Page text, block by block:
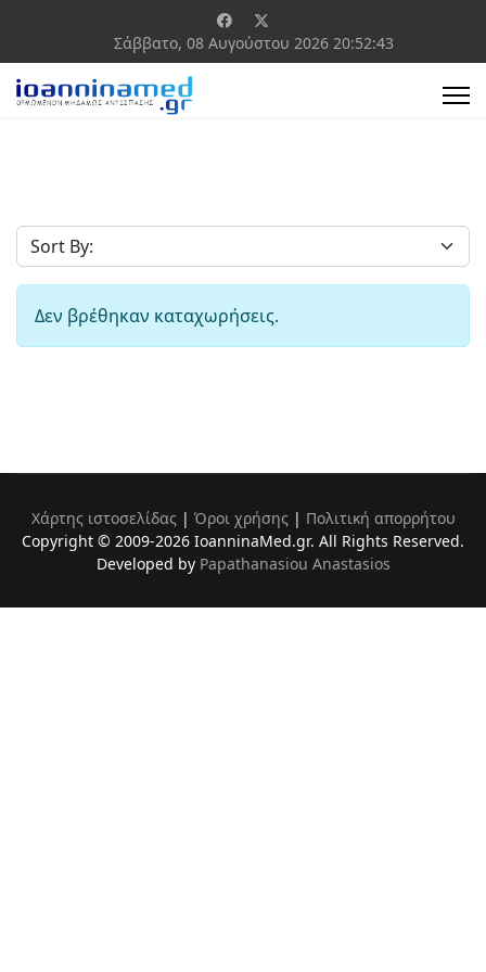
Σάββατο, 08 Αυγούστου 2026 20:52:43
Δεν βρέθηκαν καταχωρήσεις.
Χάρτης ιστοσελίδας| Όροι χρήσης| Πολιτική απορρήτου
Copyright © 2009-2026 IoanninaMed.gr. All Rights Reserved.
Developed by Papathanasiou Anastasios